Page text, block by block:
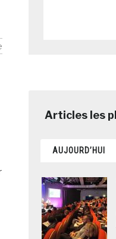
AUJOURD’HUI